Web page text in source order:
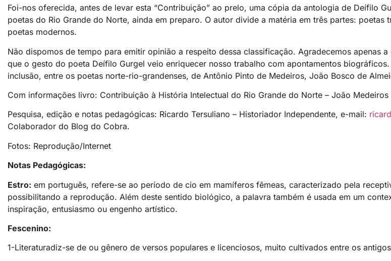
Foi-nos oferecida, antes de levar esta “Contribuição” ao prelo, uma cópia da antologia de Deífilo
poetas do Rio Grande do Norte, ainda em preparo. O autor divide a matéria em três partes: poetas
poetas modernos.
Não dispomos de tempo para emitir opinião a respeito dessa classificação. Agradecemos apenas
que o gesto do poeta Deífilo Gurgel veio enriquecer nosso trabalho com apontamentos
inclusão, entre os poetas norte-rio-grandenses, de Antônio Pinto de Medeiros, João Bosco de
Com informações livro: Contribuição à História Intelectual do Rio Grande do Norte – João Medeiros
Pesquisa, edição e notas pedagógicas: Ricardo Tersuliano – Historiador Independente, e-mail:
Colaborador do Blog do Cobra.
Fotos: Reprodução/Internet
Notas Pedagógicas:
Estro: em português, refere-se ao período de cio em mamíferos fêmeas, caracterizado pela
possibilitando a reprodução. Além deste sentido biológico, a palavra também é usada em um
inspiração, entusiasmo ou engenho artístico.
Fescenino:
1-Literaturadiz-se de ou gênero de versos populares e licenciosos, muito cultivados entre os